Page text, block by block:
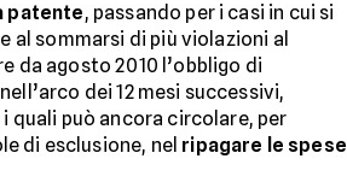
patente, passando per i casi in cui si
al sommarsi di più violazioni al
da agosto 2010 l’obbligo di
dei 12 mesi successivi,
quali può ancora circolare, per
di esclusione, nel ripagare le spese